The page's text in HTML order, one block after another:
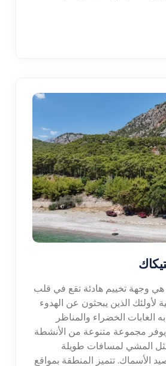
وجهة تخييم هادئة تقع في قلب
لأولئك الذين يبحثون عن الهدوء
الغابات الخضراء والمناظر
ويوفر مجموعة متنوعة من الأنشطة
المشي لمسافات طويلة
الأسماك. تتميز المنطقة بمواقع